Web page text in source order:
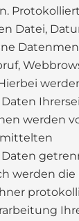
Datei,
werden
werden die